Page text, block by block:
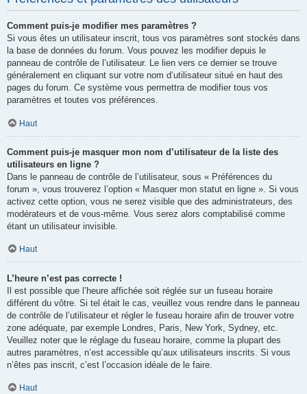
Comment puis-je modifier mes paramètres ?
Si vous êtes un utilisateur inscrit, tous vos paramètres sont stockés dans
la base de données du forum. Vous pouvez les modifier depuis le
panneau de contrôle de l’utilisateur. Le lien vers ce dernier se trouve
généralement en cliquant sur votre nom d’utilisateur situé en haut des
pages du forum. Ce système vous permettra de modifier tous vos
paramètres et toutes vos préférences.
Haut
Comment puis-je masquer mon nom d’utilisateur de la liste des
utilisateurs en ligne ?
Dans le panneau de contrôle de l’utilisateur, sous « Préférences du
forum », vous trouverez l’option « Masquer mon statut en ligne ». Si vous
activez cette option, vous ne serez visible que des administrateurs, des
modérateurs et de vous-même. Vous serez alors comptabilisé comme
étant un utilisateur invisible.
Haut
L’heure n’est pas correcte !
Il est possible que l’heure affichée soit réglée sur un fuseau horaire
différent du vôtre. Si tel était le cas, veuillez vous rendre dans le panneau
de contrôle de l’utilisateur et régler le fuseau horaire afin de trouver votre
zone adéquate, par exemple Londres, Paris, New York, Sydney, etc.
Veuillez noter que le réglage du fuseau horaire, comme la plupart des
autres paramètres, n’est accessible qu’aux utilisateurs inscrits. Si vous
n’êtes pas inscrit, c’est l’occasion idéale de le faire.
Haut